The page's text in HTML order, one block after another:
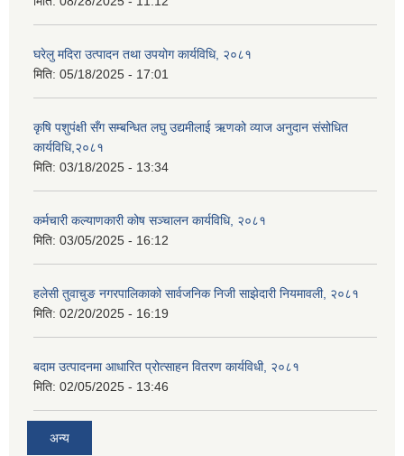
घरेलु मदिरा उत्पादन तथा उपयोग कार्यविधि, २०८१
मिति: 05/18/2025 - 17:01
कृषि पशुपंक्षी सँग सम्बन्धित लघु उद्यमीलाई ऋणको व्याज अनुदान संसोधित
कार्यविधि,२०८१
मिति: 03/18/2025 - 13:34
कर्मचारी कल्याणकारी कोष सञ्चालन कार्यविधि, २०८१
मिति: 03/05/2025 - 16:12
हलेसी तुवाचुङ नगरपालिकाको सार्वजनिक निजी साझेदारी नियमावली, २०८१
मिति: 02/20/2025 - 16:19
बदाम उत्पादनमा आधारित प्रोत्साहन वितरण कार्यविधी, २०८१
मिति: 02/05/2025 - 13:46
अन्य